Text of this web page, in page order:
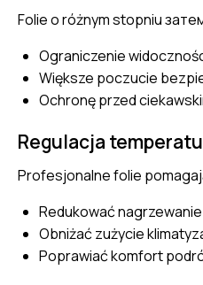
Folie o różnym stopniu
Ograniczenie
Większe poczucie
Ochronę przed
Regulacja
Profesjonalne folie
Redukować
Obniżać zużycie
Poprawiać komfort